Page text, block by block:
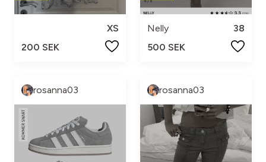
XS
200 SEK
Nelly
38
500 SEK
rosanna03 rosanna03